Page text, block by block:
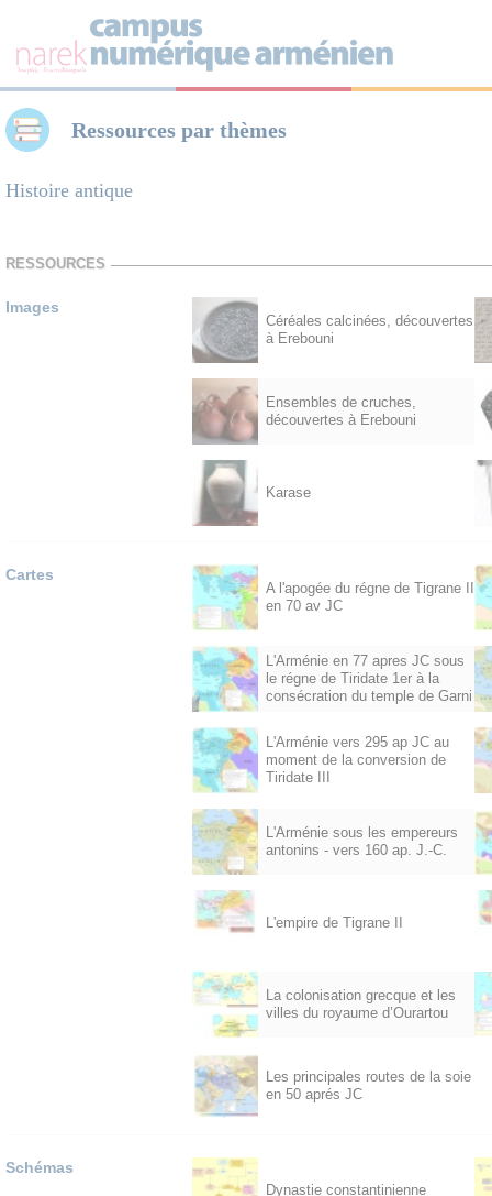
Ressources par thèmes
Histoire antique
RESSOURCES
Images
Céréales calcinées, découvertes
à Erebouni
Ensembles de cruches,
découvertes à Erebouni
Karase
Cartes
A l'apogée du régne de Tigrane II
en 70 av JC
L'Arménie en 77 apres JC sous
le régne de Tiridate 1er à la
consécration du temple de Garni
L'Arménie vers 295 ap JC au
moment de la conversion de
Tiridate III
L'Arménie sous les empereurs
antonins - vers 160 ap. J.-C.
L'empire de Tigrane II
La colonisation grecque et les
villes du royaume d’Ourartou
Les principales routes de la soie
en 50 aprés JC
Schémas
Dynastie constantinienne